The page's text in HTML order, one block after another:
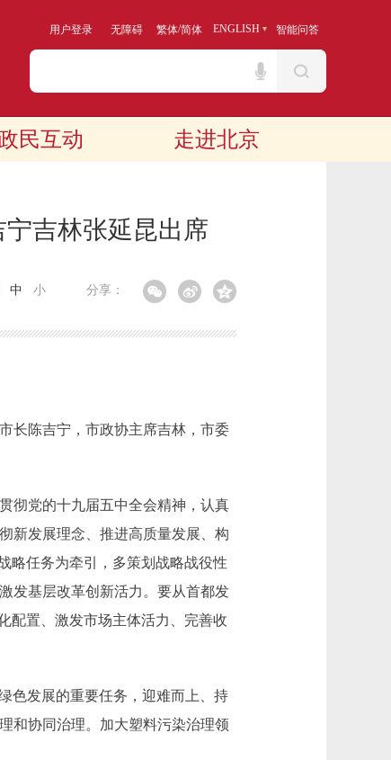
用户登录 无障碍 繁体/简体 ENGLISH 智能问答
民互动 走进北京
吉林张延昆出席
分享：
中 小
长陈吉宁，市政协主席吉林，市委
彻党的十九届五中全会精神，认真
新发展理念、推进高质量发展、构
略任务为牵引，多策划战略战役性
发基层改革创新活力。要从首都发
配置、激发市场主体活力、完善收
色发展的重要任务，迎难而上、持
和协同治理。加大塑料污染治理领